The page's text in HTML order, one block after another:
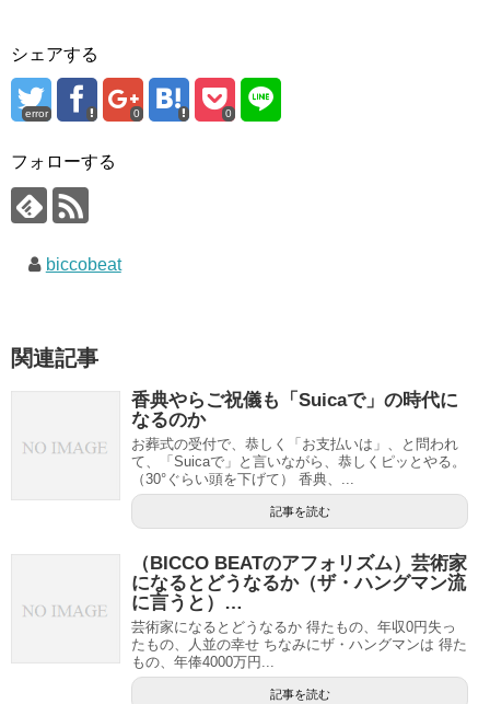
シェアする
error 0 0
フォローする
biccobeat
関連記事
香典やらご祝儀も「Suicaで」の時代に
なるのか
お葬式の受付で、恭しく「お支払いは」、と問われ
て、「Suicaで」と言いながら、恭しくピッとやる。
（30°ぐらい頭を下げて） 香典、...
記事を読む
（BICCO BEATのアフォリズム）芸術家
になるとどうなるか（ザ・ハングマン流
に言うと）…
芸術家になるとどうなるか 得たもの、年収0円失っ
たもの、人並の幸せ ちなみにザ・ハングマンは 得た
もの、年俸4000万円...
記事を読む